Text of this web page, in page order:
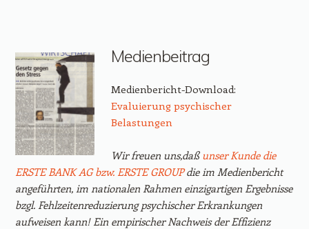
Medienbeitrag
Medienbericht-Download:
Evaluierung psychischer
Belastungen
Wir freuen uns,daß unser Kunde die
ERSTE BANK AG bzw. ERSTE GROUPdie im Medienbericht
angeführten, im nationalen Rahmen einzigartigen Ergebnisse
bzgl. Fehlzeitenreduzierung psychischer Erkrankungen
aufweisen kann! Ein empirischer Nachweis der Effizienz